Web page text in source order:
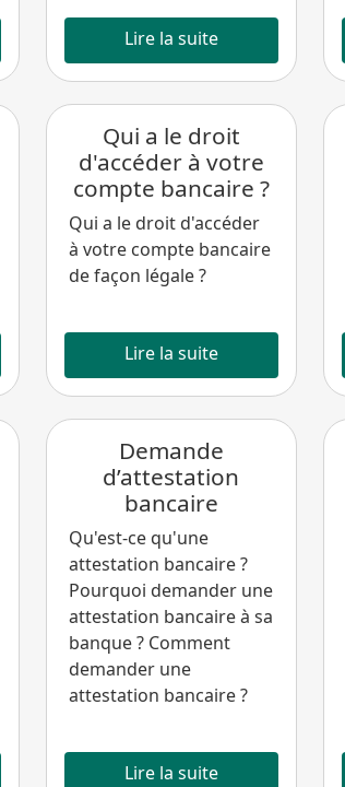
Lire la suite
Qui a le droit
d'accéder à votre
compte bancaire ?
Qui a le droit d'accéder
à votre compte bancaire
de façon légale ?
Lire la suite
Demande
d’attestation
bancaire
Qu'est-ce qu'une
attestation bancaire ?
Pourquoi demander une
attestation bancaire à sa
banque ? Comment
demander une
attestation bancaire ?
Lire la suite